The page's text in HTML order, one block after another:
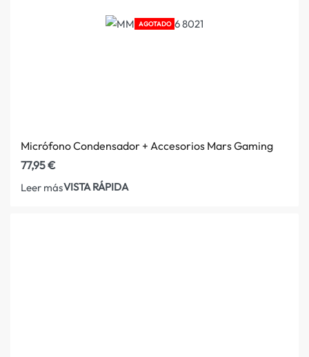
AGOTADO
Micrófono Condensador + Accesorios Mars Gaming
77,95€
Leer másVISTA RÁPIDA